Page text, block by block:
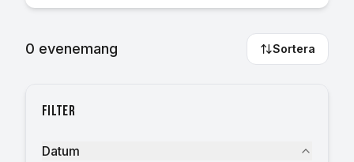
0 evenemang Sortera
Filter
Datum